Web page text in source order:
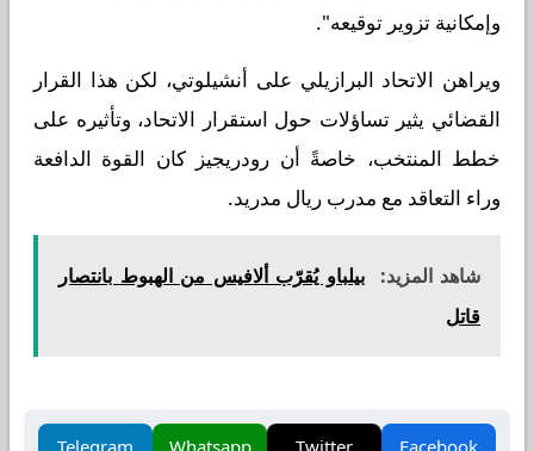
وإمكانية تزوير توقيعه".
ويراهن الاتحاد البرازيلي على أنشيلوتي، لكن هذا القرار
القضائي يثير تساؤلات حول استقرار الاتحاد، وتأثيره على
خطط المنتخب، خاصةً أن رودريجيز كان القوة الدافعة
وراء التعاقد مع مدرب ريال مدريد.
شاهد المزيد:
بيلباو يُقرّب ألافيس من الهبوط بانتصار
قاتل